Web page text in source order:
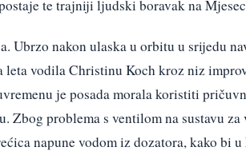
te trajniji ljudski boravak na
Ubrzo nakon ulaska u orbitu u srijedu
leta vodila Christinu Koch kroz niz
je posada morala koristiti
Zbog problema s ventilom na sustavu
napune vodom iz dozatora, kako bi